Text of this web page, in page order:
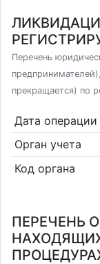
Перечень
прекращается) по
Дата операции
Орган учета
Код органа
ПЕРЕЧЕНЬ